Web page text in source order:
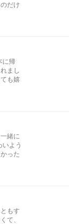
だけ
に帰
まし
も嬉
緒に
よう
った
もす
て、